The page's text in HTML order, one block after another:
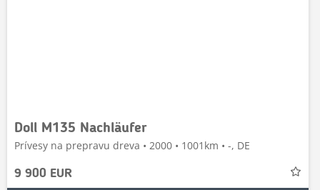
Doll M135 Nachläufer
Prívesy na prepravu dreva • 2000 • 1001km • -, DE
9 900 EUR